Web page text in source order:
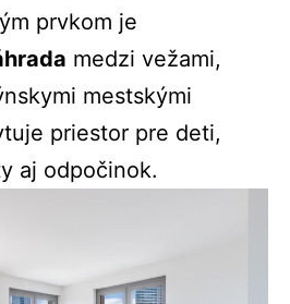
prvkom je
medzi vežami,
mestskými
priestor pre deti,
aj odpočinok.